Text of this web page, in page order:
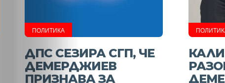
ПОЛИТИКА
ДПС СЕЗИРА СГП, ЧЕ
ДЕМЕРДЖИЕВ
ПРИЗНАВА ЗА